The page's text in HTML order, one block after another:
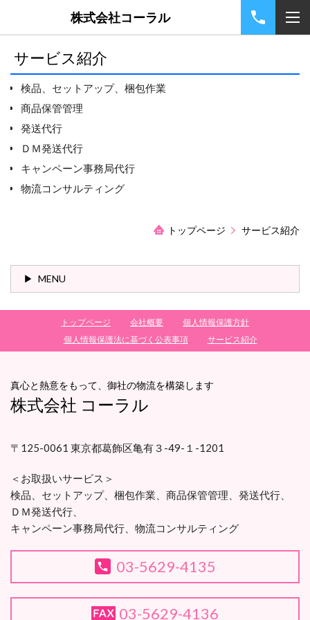
株式会社コーラル
サービス紹介
検品、セットアップ、梱包作業
商品保管管理
発送代行
ＤＭ発送代行
キャンペーン事務局代行
物流コンサルティング
トップページ サービス紹介
MENU
トップページ 会社概要
個人情報保護方針
個人情報保護法に基づく公表事項
サービス紹介
真心と熱意をもって、御社の物流を構築します
株式会社 コーラル
〒125-0061 東京都葛飾区亀有３-49-１-1201
＜お取扱いサービス＞
検品、セットアップ、梱包作業、 商品保管管理、 発送代行、
ＤＭ発送代行、
キャンペーン事務局代行、 物流コンサルティング
03-5629-4135
03-5629-4136